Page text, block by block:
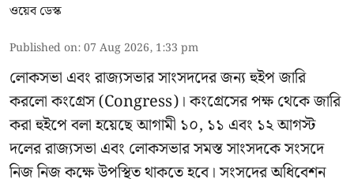
ওয়েব ডেস্ক
Published on:07 Aug 2026, 1:33 pm
লোকসভা এবং রাজ্যসভার সাংসদদের জন্য হুইপ জারি
করলো কংগ্রেস (Congress)। কংগ্রেসের পক্ষ থেকে জারি
করা হুইপে বলা হয়েছে আগামী ১০, ১১ এবং ১২ আগস্ট
দলের রাজ্যসভা এবং লোকসভার সমস্ত সাংসদকে সংসদে
নিজ নিজ কক্ষে উপস্থিত থাকতে হবে। সংসদের অধিবেশন